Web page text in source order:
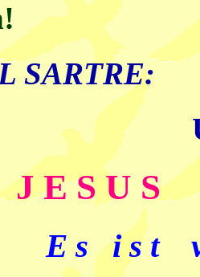
SARTRE:
J E S U S
E s i s t v